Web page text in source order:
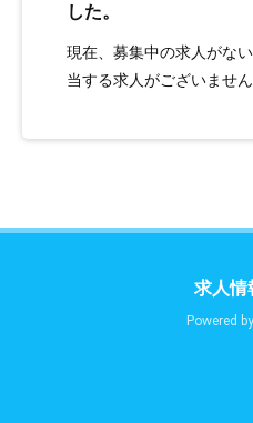
した。
現在、募集中の求人がな
当する求人がございません
求人情
Powered by